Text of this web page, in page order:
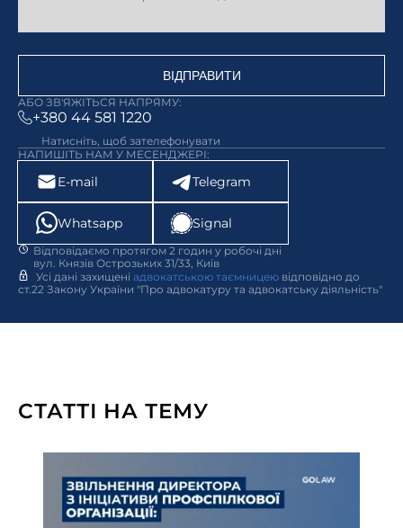
ВІДПРАВИТИ
АБО ЗВ'ЯЖІТЬСЯ НАПРЯМУ:
+380 44 581 1220
Натисніть, щоб зателефонувати
НАПИШІТЬ НАМ У МЕСЕНДЖЕРІ:
E-mail Telegram
Whatsapp Signal
Відповідаємо протягом 2 годин у робочі дні
вул. Князів Острозьких 31/33, Київ
Усі дані захищені адвокатською таємницею відповідно до
ст.22 Закону України "Про адвокатуру та адвокатську діяльність"
СТАТТІ НА ТЕМУ